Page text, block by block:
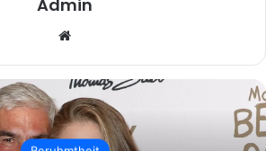
Admin
Beruhmtheit